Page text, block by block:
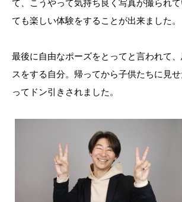
て、こうやって気持ち良く写真が撮られ
ても楽しい体験をすることが出来ました。
最後に自由なポーズをとってと言われて
スをする自分。帰ってから子供たちに見
ってドン引きされました。